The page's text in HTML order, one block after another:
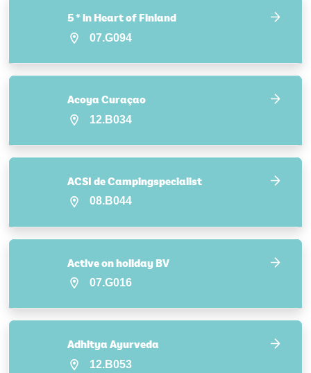
5 * in Heart of Finland
07.G094
Acoya Curaçao
12.B034
ACSI de Campingspecialist
08.B044
Active on holiday BV
07.G016
Adhitya Ayurveda
12.B053